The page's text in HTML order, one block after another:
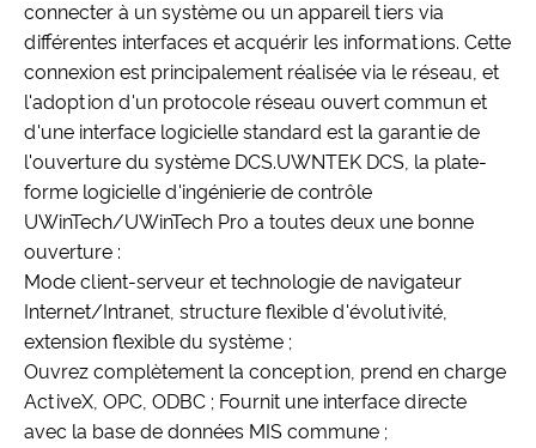
connecter à un système ou un appareil tiers via
différentes interfaces et acquérir les informations. Cette
connexion est principalement réalisée via le réseau, et
l'adoption d'un protocole réseau ouvert commun et
d'une interface logicielle standard est la garantie de
l'ouverture du système DCS.UWNTEK DCS, la plate-
forme logicielle d'ingénierie de contrôle
UWinTech/UWinTech Pro a toutes deux une bonne
ouverture :
Mode client-serveur et technologie de navigateur
Internet/Intranet, structure flexible d'évolutivité,
extension flexible du système ;
Ouvrez complètement la conception, prend en charge
ActiveX, OPC, ODBC ; Fournit une interface directe
avec la base de données MIS commune ;